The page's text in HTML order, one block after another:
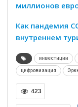
миллионов
Как пандемия
внутреннем
инвестиции
цифровизация
423